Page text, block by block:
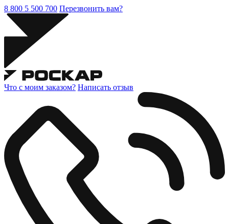
8 800 5 500 700 Перезвонить вам?
Что с моим заказом? Написать отзыв